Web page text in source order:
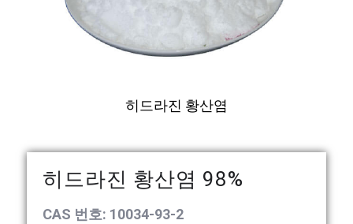
히드라진 황산염
히드라진 황산염 98%
CAS 번호: 10034-93-2